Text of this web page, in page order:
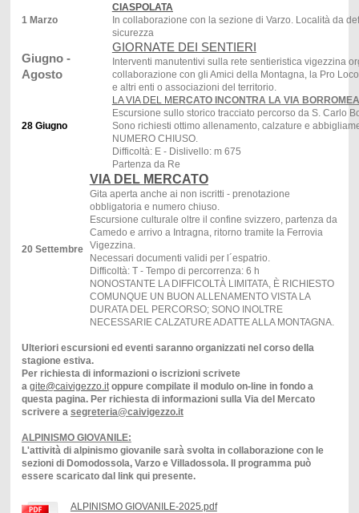
1 Marzo
CIASPOLATA
In collaborazione con la sezione di Varzo. Località da
sicurezza
Giugno -
Agosto
GIORNATE DEI SENTIERI
Interventi manutentivi sulla rete sentieristica vigezzina
collaborazione con gli Amici della Montagna, la Pro
e altri enti o associazioni del territorio.
28 Giugno
LA VIA DEL MERCATO INCONTRA LA VIA BORROMEA
Escursione sullo storico tracciato percorso da S. Carlo
Sono richiesti ottimo allenamento, calzature e
NUMERO CHIUSO.
Difficoltà: E - Dislivello: m 675
Partenza da Re
20 Settembre
VIA DEL MERCATO
Gita aperta anche ai non iscritti - prenotazione
obbligatoria e numero chiuso.
Escursione culturale oltre il confine svizzero, partenza da
Camedo e arrivo a Intragna, ritorno tramite la Ferrovia
Vigezzina.
Necessari documenti validi per l´espatrio.
Difficoltà: T - Tempo di percorrenza: 6 h
NONOSTANTE LA DIFFICOLTÀ LIMITATA, È RICHIESTO
COMUNQUE UN BUON ALLENAMENTO VISTA LA
DURATA DEL PERCORSO; SONO INOLTRE
NECESSARIE CALZATURE ADATTE ALLA MONTAGNA.
Ulteriori escursioni ed eventi saranno organizzati nel corso della
stagione estiva.
Per richiesta di informazioni o iscrizioni scrivete
a gite@caivigezzo.itoppure compilate il modulo on-line in fondo a
questa pagina. Per richiesta di informazioni sulla Via del Mercato
scrivere a segreteria@caivigezzo.it
ALPINISMO GIOVANILE:
L'attività di alpinismo giovanile sarà svolta in collaborazione con le
sezioni di Domodossola, Varzo e Villadossola. Il programma può
essere scaricato dal link qui presente.
ALPINISMO GIOVANILE-2025.pdf